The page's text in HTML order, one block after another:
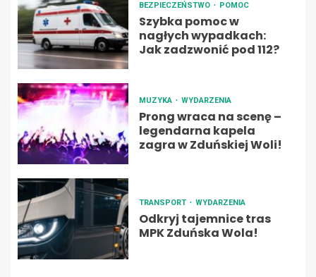
BEZPIECZEŃSTWO POMOC
Szybka pomoc w
nagłych wypadkach:
Jak zadzwonić pod 112?
MUZYKA WYDARZENIA
Prong wraca na scenę –
legendarna kapela
zagra w Zduńskiej Woli!
TRANSPORT WYDARZENIA
Odkryj tajemnice tras
MPK Zduńska Wola!